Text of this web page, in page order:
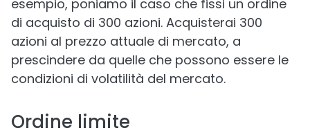
esempio, poniamo il caso che fissi un ordine
di acquisto di 300 azioni. Acquisterai 300
azioni al prezzo attuale di mercato, a
prescindere da quelle che possono essere le
condizioni di volatilità del mercato.
Ordine limite